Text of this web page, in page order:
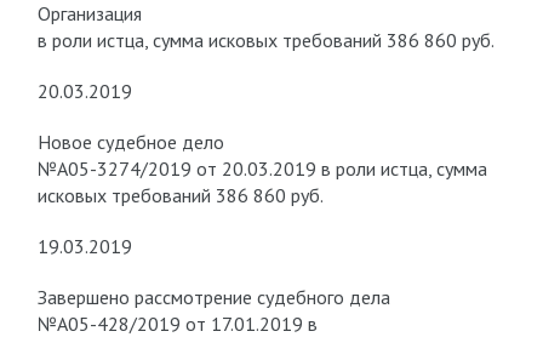
Организация
в роли истца, сумма исковых требований 386 860 руб.
20.03.2019
Новое судебное дело
№А05-3274/2019 от 20.03.2019 в роли истца, сумма
исковых требований 386 860 руб.
19.03.2019
Завершено рассмотрение судебного дела
№А05-428/2019 от 17.01.2019 в